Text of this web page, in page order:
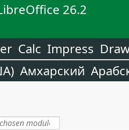
26.2
Calc Impress
Амхарский